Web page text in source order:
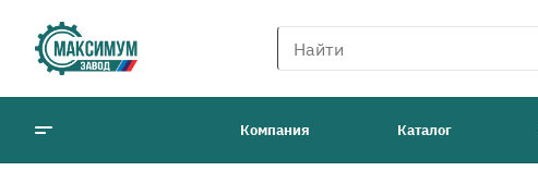
Компания Каталог